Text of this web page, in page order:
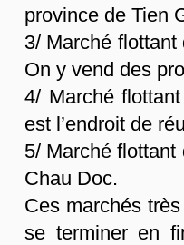
province de Tien
3/ Marché
On y vend des
4/ Marché
est l’endroit de
5/ Marché flottant
Chau Doc.
Ces marchés
se terminer en